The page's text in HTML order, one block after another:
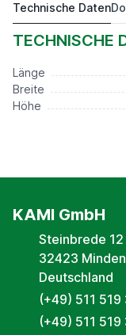
Backenset
Preis auf
Technische Daten
TECHNISCHE
Länge
Breite
Höhe
KAMI GmbH
Steinbrede 12
32423 Minden
Deutschland
(+49) 511 519
(+49) 511 519